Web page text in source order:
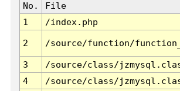
No. File
1
/index.php
2 /source/function/
3 /source/class/
4
/source/class/